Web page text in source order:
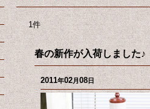
1件
春の新作が入荷しました♪
2011年02月08日